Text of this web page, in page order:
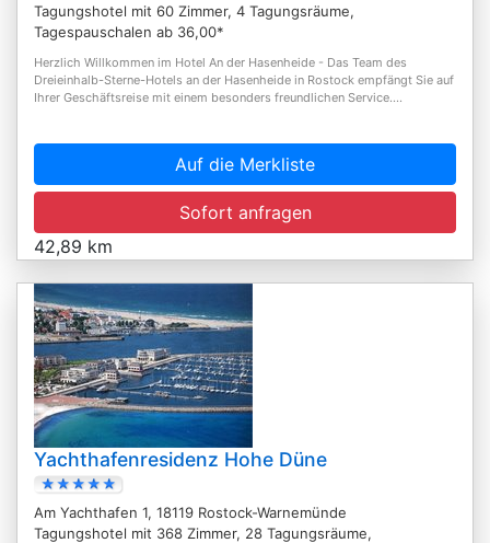
Tagungshotel mit 60 Zimmer, 4 Tagungsräume,
Tagespauschalen ab 36,00*
Herzlich Willkommen im Hotel An der Hasenheide - Das Team des
Dreieinhalb-Sterne-Hotels an der Hasenheide in Rostock empfängt Sie auf
Ihrer Geschäftsreise mit einem besonders freundlichen Service....
Auf die Merkliste
Sofort anfragen
42,89 km
Yachthafenresidenz Hohe Düne
Am Yachthafen 1, 18119 Rostock-Warnemünde
Tagungshotel mit 368 Zimmer, 28 Tagungsräume,